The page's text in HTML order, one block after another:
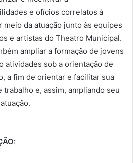
e ofícios correlatos à
meio da atuação junto às equipes
e artistas do Theatro Municipal.
ampliar a formação de jovens
atividades sob a orientação de
a fim de orientar e facilitar sua
trabalho e, assim, ampliando seu